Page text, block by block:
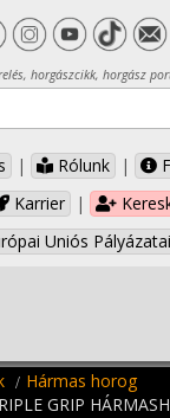
horgászcikk, horgász
| Rólunk |
Karrier
|
Uniós
Hármas horog
GRIP